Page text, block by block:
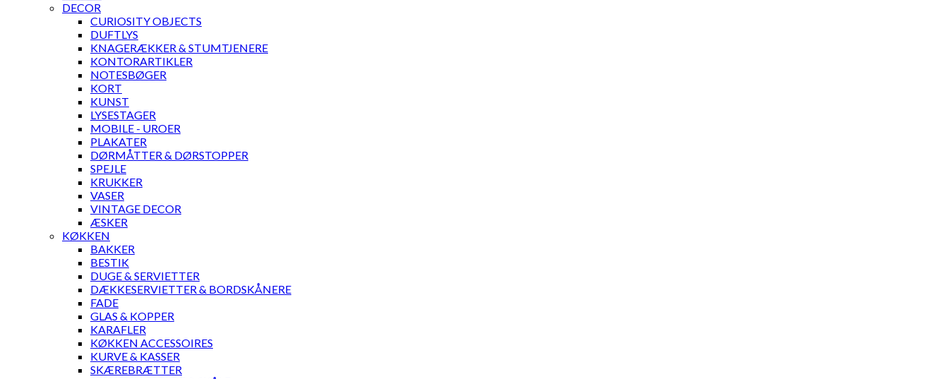
DECOR
CURIOSITY OBJECTS
DUFTLYS
KNAGERÆKKER & STUMTJENERE
KONTORARTIKLER
NOTESBØGER
KORT
KUNST
LYSESTAGER
MOBILE - UROER
PLAKATER
DØRMÅTTER & DØRSTOPPER
SPEJLE
KRUKKER
VASER
VINTAGE DECOR
ÆSKER
KØKKEN
BAKKER
BESTIK
DUGE & SERVIETTER
DÆKKESERVIETTER & BORDSKÅNERE
FADE
GLAS & KOPPER
KARAFLER
KØKKEN ACCESSOIRES
KURVE & KASSER
SKÆREBRÆTTER